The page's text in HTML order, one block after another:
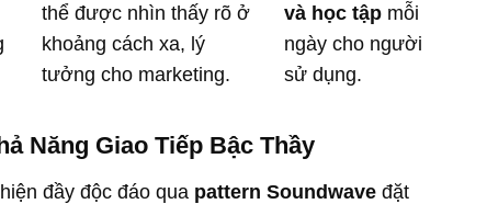
thể được nhìn thấy rõ ở
khoảng cách xa, lý
tưởng cho marketing.
và học tậpmỗi
ngày cho người
sử dụng.
Năng Giao Tiếp Bậc Thầy
đầy độc đáo qua pattern Soundwaveđặt